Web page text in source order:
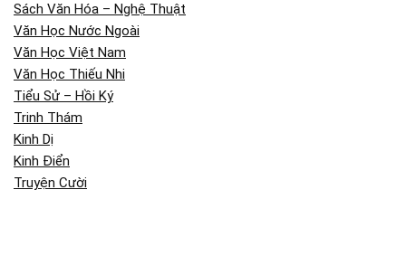
Sách Văn Hóa – Nghệ Thuật
Văn Học Nước Ngoài
Văn Học Việt Nam
Văn Học Thiếu Nhi
Tiểu Sử – Hồi Ký
Trinh Thám
Kinh Dị
Kinh Điển
Truyện Cười